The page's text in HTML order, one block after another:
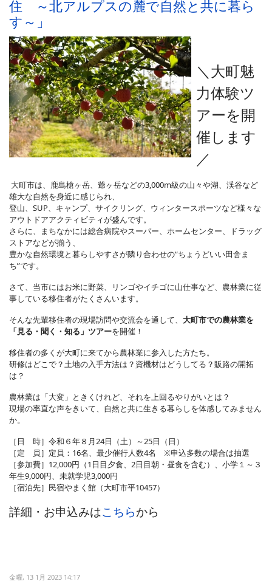
住 ～北アルプスの麓で自然と共に暮ら
す～」
＼大町魅
力体験ツ
アーを開
催します
／
大町市は、鹿島槍ヶ岳、爺ヶ岳などの3,000m級の山々や湖、渓谷など
雄大な自然を身近に感じられ、
登山、SUP、キャンプ、サイクリング、ウィンタースポーツなど様々な
アウトドアアクティビティが盛んです。
さらに、まちなかには総合病院やスーパー、ホームセンター、ドラッグ
ストアなどが揃う、
豊かな自然環境と暮らしやすさが隣り合わせの“ちょうどいい田舎ま
ち”です。
さて、当市にはお米に野菜、リンゴやイチゴに山仕事など、農林業に従
事している移住者がたくさんいます。
そんな先輩移住者の現場訪問や交流会を通して、 大町市での農林業を
「見る・聞く・知る」ツアーを開催！
移住者の多くが大町に来てから農林業に参入した方たち。
研修はどこで？土地の入手方法は？資機材はどうしてる？販路の開拓
は？
農林業は「大変」ときくけれど、それを上回るやりがいとは？
現場の率直な声をきいて、自然と共に生きる暮らしを体感してみません
か。
［日 時］令和６年８月24日（土）～25日（日）
［定 員］定員：16名、最少催行人数4名 ※申込多数の場合は抽選
［参加費］12,000円（1日目夕食、2日目朝・昼食を含む）、小学１～３
年生9,000円、未就学児3,000円
［宿泊先］民宿やまく館（大町市平10457）
詳細・お申込みはこちらから
金曜, 13 1月 2023 14:17